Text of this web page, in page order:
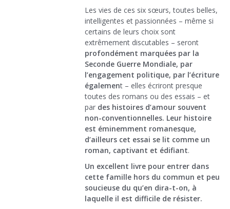
Les vies de ces six sœurs, toutes belles,
intelligentes et passionnées – même si
certains de leurs choix sont
extrêmement discutables – seront
profondément marquées par la
Seconde Guerre Mondiale, par
l’engagement politique, par l’écriture
également – elles écriront presque
toutes des romans ou des essais – et
par des histoires d’amour souvent
non-conventionnelles. Leur histoire
est éminemment romanesque,
d’ailleurs cet essai se lit comme un
roman, captivant et édifiant.
Un excellent livre pour entrer dans
cette famille hors du commun et peu
soucieuse du qu’en dira-t-on, à
laquelle il est difficile de résister.